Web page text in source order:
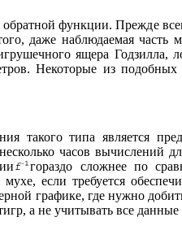
функции. Прежде
даже наблюдаемая часть
ящера
Некоторые из
такого типа является
часов вычислений
гораздо сложнее по
если требуется
графике, где нужно
а не учитывать все